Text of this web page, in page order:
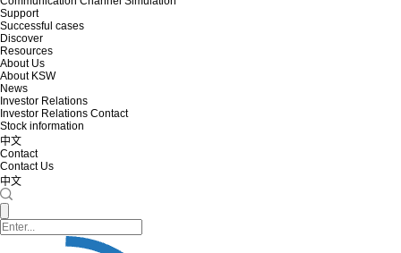
Support
Successful cases
Discover
Resources
About Us
About KSW
News
Investor Relations
Investor Relations Contact
Stock information
中文
Contact
Contact Us
中文